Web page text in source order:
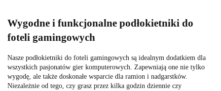
Wygodne i funkcjonalne podłokietniki do
foteli gamingowych
Nasze podłokietniki do foteli gamingowych są idealnym dodatkiem dla
wszystkich pasjonatów gier komputerowych. Zapewniają one nie tylko
wygodę, ale także doskonałe wsparcie dla ramion i nadgarstków.
Niezależnie od tego, czy grasz przez kilka godzin dziennie czy